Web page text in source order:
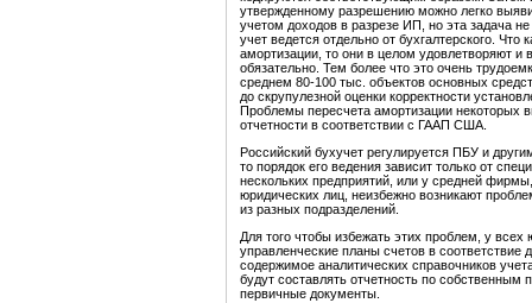
утвержденному разрешению можно легко
учетом доходов в разрезе ИП, но эта задача
учет ведется отдельно от бухгалтерского.
амортизации, то они в целом удовлетворяют и
обязательно. Тем более что это очень
среднем 80-100 тыс. объектов основных
до скрупулезной оценки корректности
Проблемы пересчета амортизации некоторых
отчетности в соответствии с ГААП США.
Российский бухучет регулируется ПБУ и
то порядок его ведения зависит только от
нескольких предприятий, или у средней
юридических лиц, неизбежно возникают
из разных подразделений.
Для того чтобы избежать этих проблем, у
управленческие планы счетов в соответствие
содержимое аналитических справочников
будут составлять отчетность по собственным
первичные документы.